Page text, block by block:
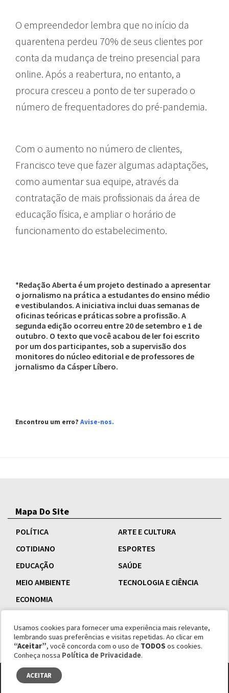
O empreendedor lembra que no início da
quarentena perdeu 70% de seus clientes por
conta da mudança de treino presencial para
online. Após a reabertura, no entanto, a
procura cresceu a ponto de ter superado o
número de frequentadores do pré-pandemia.
Com o aumento no número de clientes,
Francisco teve que fazer algumas adaptações,
como aumentar sua equipe, através da
contratação de mais profissionais da área de
educação física, e ampliar o horário de
funcionamento do estabelecimento.
*Redação Aberta é um projeto destinado a apresentar
o jornalismo na prática a estudantes do ensino médio
e vestibulandos. A iniciativa inclui duas semanas de
oficinas teóricas e práticas sobre a profissão. A
segunda edição ocorreu entre 20 de setembro e 1 de
outubro. O texto que você acabou de ler foi escrito
por um dos participantes, sob a supervisão dos
monitores do núcleo editorial e de professores de
jornalismo da Cásper Líbero.
Encontrou um erro? Avise-nos.
Mapa Do Site
POLÍTICA
ARTE E CULTURA
COTIDIANO
ESPORTES
EDUCAÇÃO
SAÚDE
MEIO AMBIENTE
TECNOLOGIA E CIÊNCIA
ECONOMIA
© copyright 1995 - 2026 Revista Esquinas.
Usamos cookies para fornecer uma experiência mais relevante,
lembrando suas preferências e visitas repetidas. Ao clicar em
“Aceitar”, você concorda com o uso de TODOS os cookies.
Conheça nossa Política de Privacidade.
ACEITAR